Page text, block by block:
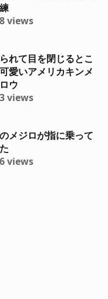
views
れて目を閉じるとこ
愛いアメリカキンメ
ウ
views
メジロが指に乗って
views